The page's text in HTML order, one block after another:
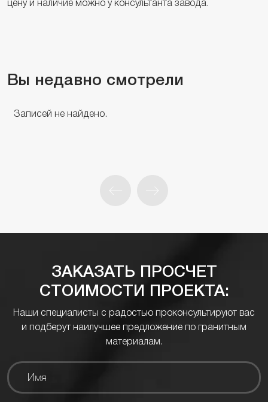
цену и наличие можно у консультанта завода.
Вы недавно смотрели
Записей не найдено.
ЗАКАЗАТЬ ПРОСЧЕТ
СТОИМОСТИ ПРОЕКТА:
Наши специалисты с радостью проконсультируют вас
и подберут наилучшее предложение по гранитным
материалам.